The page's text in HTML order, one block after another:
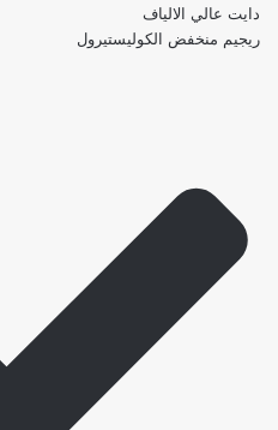
دايت عالي الالياف
ريجيم منخفض الكوليستيرول